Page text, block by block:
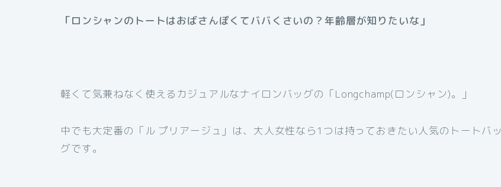
「ロンシャンのトートはおばさんぽくてババくさいの？年齢層が知りたいな」
軽くて気兼ねなく使えるカジュアルなナイロンバッグの「Longchamp(ロンシャン)。」
中でも大定番の「ル プリアージュ」は、大人女性なら1つは持っておきたい人気のトートバッ
グです。